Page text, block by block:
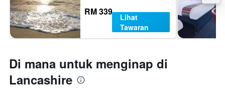
RM 339
Lihat
Tawaran
Di mana untuk menginap di
Lancashire